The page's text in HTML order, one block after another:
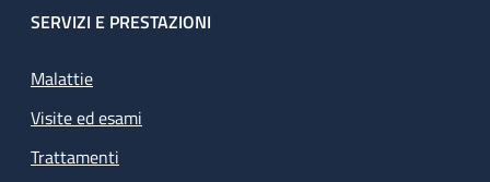
SERVIZI E PRESTAZIONI
Malattie
Visite ed esami
Trattamenti